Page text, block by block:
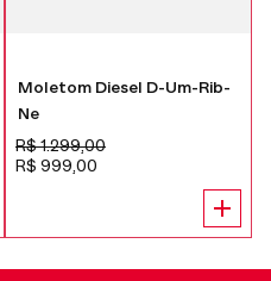
Moletom Diesel D-Um-Rib-
Ne
R$1.299,00
R$ 999 00